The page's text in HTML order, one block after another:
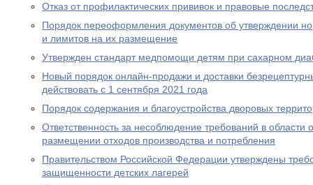
Отказ от профилактических прививок и правовые
Порядок переоформления документов об утверждении
и лимитов на их размещение
Утвержден стандарт медпомощи детям при сахарном
Новый порядок онлайн-продажи и доставки
действовать с 1 сентября 2021 года
Порядок содержания и благоустройства дворовых
Ответственность за несоблюдение требований в
размещении отходов производства и потребления
Правительством Российской Федерации утверждены
защищенности детских лагерей